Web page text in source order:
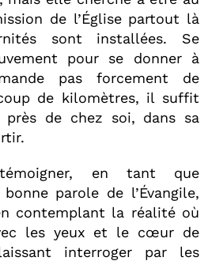
de l’Église partout là
sont installées. Se
pour se donner à
pas forcement de
de kilomètres, il suffit
près de chez soi, dans sa
en tant que
parole de l’Évangile,
contemplant la réalité où
les yeux et le cœur de
interroger par les